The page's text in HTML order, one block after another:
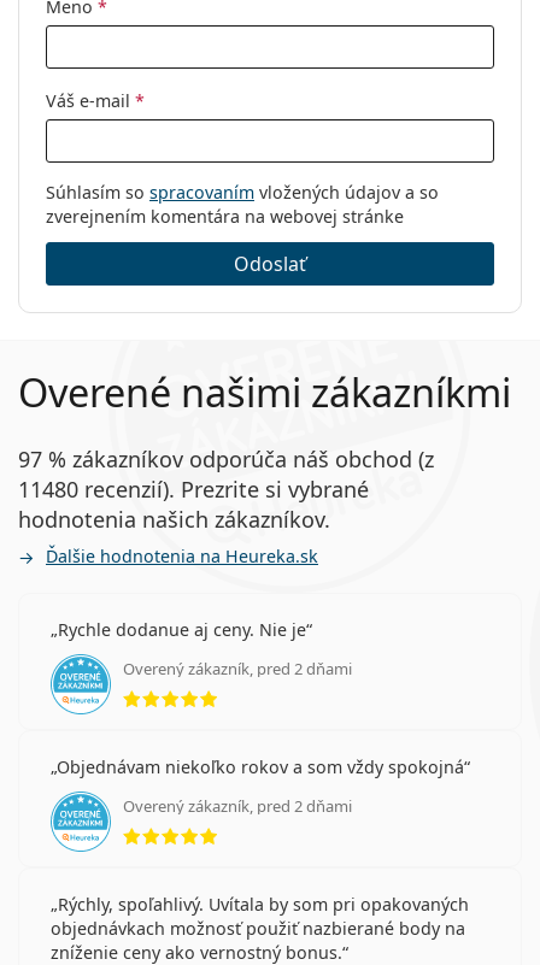
Meno *
Váš e-mail *
Súhlasím so spracovaním vložených údajov a so
zverejnením komentára na webovej stránke
Odoslať
Overené našimi zákazníkmi
97 % zákazníkov odporúča náš obchod (z
11480 recenzií). Prezrite si vybrané
hodnotenia našich zákazníkov.
Ďalšie hodnotenia na Heureka.sk
Rychle dodanue aj ceny. Nie je
Overený zákazník, pred 2 dňami
hodnotenie 5 z 5
Objednávam niekoľko rokov a som vždy spokojná
Overený zákazník, pred 2 dňami
hodnotenie 5 z 5
Rýchly, spoľahlivý. Uvítala by som pri opakovaných
objednávkach možnosť použiť nazbierané body na
zníženie ceny ako vernostný bonus.